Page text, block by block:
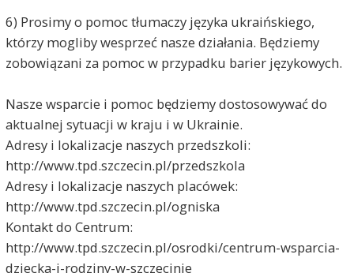
6) Prosimy o pomoc tłumaczy języka ukraińskiego,
którzy mogliby wesprzeć nasze działania. Będziemy
zobowiązani za pomoc w przypadku barier językowych.
Nasze wsparcie i pomoc będziemy dostosowywać do
aktualnej sytuacji w kraju i w Ukrainie.
Adresy i lokalizacje naszych przedszkoli:
http://www.tpd.szczecin.pl/przedszkola
Adresy i lokalizacje naszych placówek:
http://www.tpd.szczecin.pl/ogniska
Kontakt do Centrum:
http://www.tpd.szczecin.pl/osrodki/centrum-wsparcia-
dziecka-i-rodziny-w-szczecinie